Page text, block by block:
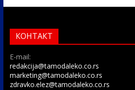
КОНТАКТ
E-mail:
redakcija@tamodaleko.co.rs
marketing@tamodaleko.co.rs
zdravko.elez@tamodaleko.co.rs